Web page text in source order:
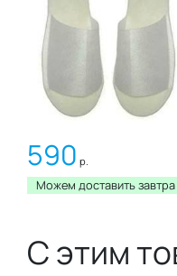
590 р.
Можем доставить
С этим